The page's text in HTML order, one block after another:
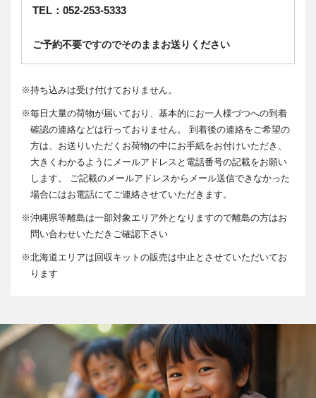
TEL：052-253-5333
ご予約不要ですのでそのままお送りください
※持ち込みは受け付けておりません。
※毎日大量の荷物が届いており、基本的にお一人様づつへの到着
確認の連絡などは行っておりません。 到着後の連絡をご希望の
方は、お送りいただくお荷物の中にお手紙をお付けいただき、
大きくわかるようにメールアドレスと電話番号の記載をお願い
します。 ご記載のメールアドレスからメール送信できなかった
場合にはお電話にてご連絡させていただきます。
※沖縄県等離島は一部対象エリア外となりますので離島の方はお
問い合わせいただきご確認下さい
※北海道エリアは回収キットの販売は中止とさせていただいてお
ります